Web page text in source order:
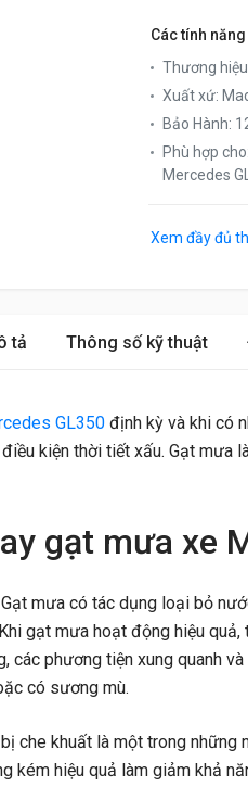
Các tính
Thương hiệu
Xuất xứ:
Bảo Hành:
Phù hợp cho
Mercedes
Xem đầy đủ
tả Thông số kỹ thuật
GL350 định kỳ và khi có
kiện thời tiết xấu. Gạt mưa
gạt mưa xe
Gạt mưa có tác dụng loại bỏ
gạt mưa hoạt động hiệu
các phương tiện xung quanh
có sương mù.
che khuất là một trong những
kém hiệu quả làm giảm khả